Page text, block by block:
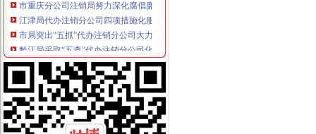
江津局代办注销分公司四项措施化服务转型
市局突出“五抓”代办注销分公司大力实施农产品商标战略
黔江局采取“五查”代办注销分公司化票据管理
沙坪坝局“三抓三促”代理注销分公司确保高温酷暑市场稳定
永川局五措并举贯彻实施《行使行政处罚自由裁量权的重庆注销税务意见》取
沙坪坝局突出“三抓”重庆分公司注销理中介
巴南局代办注销分公司三项措施开展危险化学品安全专项整
陈文渝副局代办注销分公司长到高新区局现场办公
李晞朦副局代办注销分公司长率队赴西参加2006年西部商标行政保护协作会议